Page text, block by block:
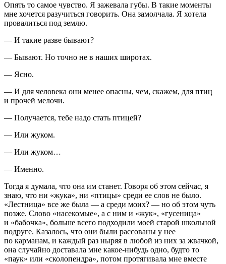
Опять то самое чувство. Я зажевала губы. В такие моменты
мне хочется разучиться говорить. Она замолчала. Я хотела
провалиться под землю.
— И такие разве бывают?
— Бывают. Но точно не в наших широтах.
— Ясно.
— И для человека они менее опасны, чем, скажем, для птиц
и прочей мелочи.
— Получается, тебе надо стать птицей?
— Или жуком.
— Или жуком…
— Именно.
Тогда я думала, что она им станет. Говоря об этом сейчас, я
знаю, что ни «жука», ни «птицы» среди ее слов не было.
«Лестница» все же была — а среди моих? — но об этом чуть
позже. Слово «насекомые», а с ним и «жук», «гусеница»
и «бабочка», больше всего подходили моей старой школьной
подруге. Казалось, что они были рассованы у нее
по карманам, и каждый раз ныряя в любой из них за жвачкой,
она случайно доставала мне какое-нибудь одно, будто то
«паук» или «сколопендра», потом протягивала мне вместе